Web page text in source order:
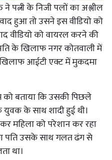
ने पत्नी के निजी पलों का अश्लील
हुआ तो उसने इस वीडियो को
वीडियो को वायरल करने की
के खिलाफ नगर कोतवाली में
आईटी एक्ट में मुकदमा
को बताया कि उसकी पिछले
युवक के साथ शादी हुई थी।
महिला को परेशान कर रहा
पति उसके साथ गलत ढंग से
था।